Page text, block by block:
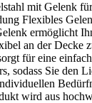
mit Gelenk
Flexibles
ermöglicht
an der Decke
für eine
sodass Sie den
wird aus